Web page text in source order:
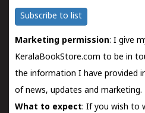
Subscribe to list
Marketing permission: I give
KeralaBookStore.com to be in
the information I have provided
of news, updates and marketing.
What to expect: If you wish to